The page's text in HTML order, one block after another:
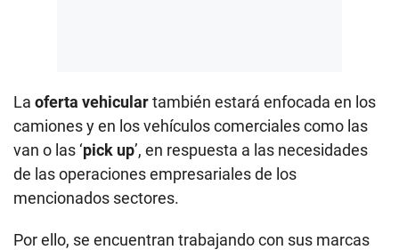
La oferta vehiculartambién estará enfocada en los
camiones y en los vehículos comerciales como las
van o las ‘pick up’, en respuesta a las necesidades
de las operaciones empresariales de los
mencionados sectores.
Por ello, se encuentran trabajando con sus marcas